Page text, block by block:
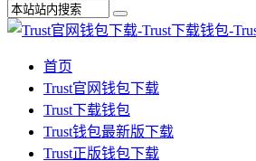
首页
Trust官网钱包下载
Trust下载钱包
Trust钱包最新版下载
Trust正版钱包下载